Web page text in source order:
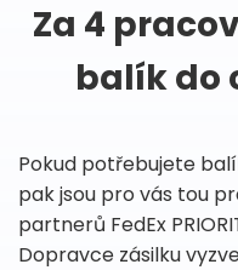
Za 4
balík do
Pokud potřebujete
pak jsou pro vás tou
partnerů FedEx
Dopravce zásilku